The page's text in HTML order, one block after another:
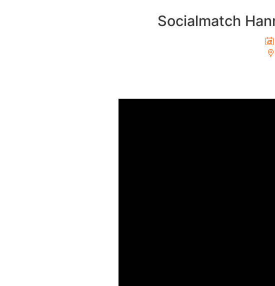
Socialmatch